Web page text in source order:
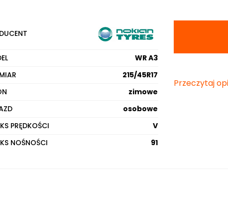
WR A3
215/45R17
zimowe
osobowe
PRĘDKOŚCI
V
NOŚNOŚCI
91
Przeczytaj